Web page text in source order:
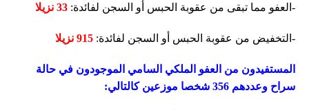
-العفو مما تبقى من عقوبة الحبس أو السجن لفائدة:
-التخفيض من عقوبة الحبس أو السجن لفائدة: 915 نزيلا
المستفيدون من العفو الملكي السامي الموجودون في حالة
سراح وعددهم 356 شخصا موزعين كالتالي: